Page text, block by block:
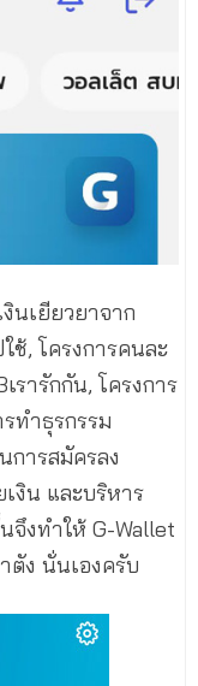
นเยียวยาจาก
ช้, โครงการคนละ
รารักกัน, โครงการ
ทำธุรกรรม
การสมัครลง
งิน และบริหาร
จึงทำให้ G-Wallet
ตัง นั่นเองครับ